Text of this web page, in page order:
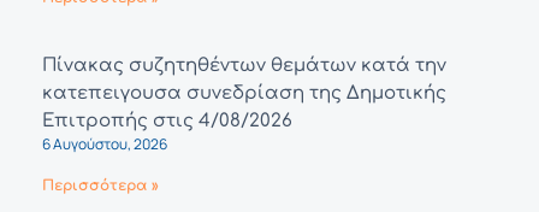
Πίνακας συζητηθέντων θεμάτων κατά την
κατεπειγουσα συνεδρίαση της Δημοτικής
Επιτροπής στις 4/08/2026
6 Αυγούστου, 2026
Περισσότερα »